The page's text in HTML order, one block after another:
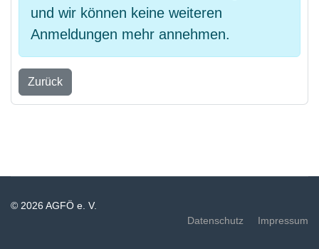
und wir können keine weiteren
Anmeldungen mehr annehmen.
Zurück
© 2026 AGFÖ e. V.
Datenschutz
Impressum